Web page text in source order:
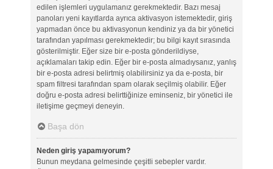
edilen işlemleri uygulamanız gerekmektedir. Bazı mesaj
panoları yeni kayıtlarda ayrıca aktivasyon istemektedir, giriş
yapmadan önce bu aktivasyonun kendiniz ya da bir yönetici
tarafından yapılması gerekmektedir; bu bilgi kayıt sırasında
gösterilmiştir. Eğer size bir e-posta gönderildiyse,
açıklamaları takip edin. Eğer bir e-posta almadıysanız, yanlış
bir e-posta adresi belirtmiş olabilirsiniz ya da e-posta, bir
spam filtresi tarafından spam olarak seçilmiş olabilir. Eğer
doğru e-posta adresi belirttiğinize eminseniz, bir yönetici ile
iletişime geçmeyi deneyin.
Başa dön
Neden giriş yapamıyorum?
Bunun meydana gelmesinde çeşitli sebepler vardır.